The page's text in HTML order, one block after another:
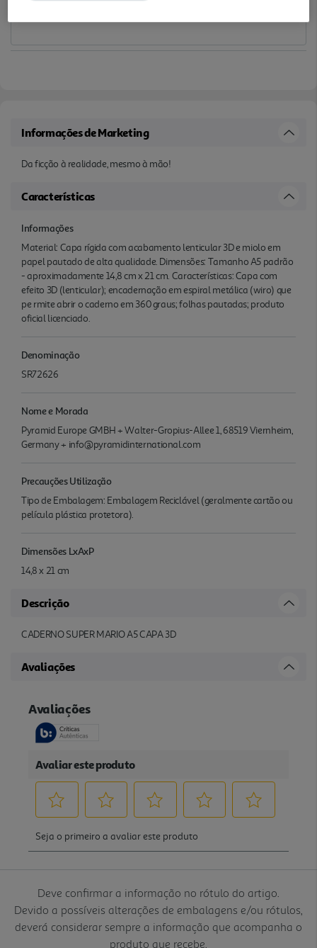
Informações de Marketing
Da ficção à realidade, mesmo à mão!
Características
Informações
Material: Capa rígida com acabamento lenticular 3D e miolo em
papel pautado de alta qualidade. Dimensões: Tamanho A5 padrão
- aproximadamente 14,8 cm x 21 cm. Características: Capa com
efeito 3D (lenticular); encadernação em espiral metálica (wiro) que
pe rmite abrir o caderno em 360 graus; folhas pautadas; produto
oficial licenciado.
Denominação
SR72626
Nome e Morada
Pyramid Europe GMBH + Walter-Gropius-Allee 1, 68519 Viernheim,
Germany + info@pyramidinternational.com
Precauções Utilização
Tipo de Embalagem: Embalagem Reciclável (geralmente cartão ou
película plástica protetora).
Dimensões LxAxP
14,8 x 21 cm
Descrição
CADERNO SUPER MARIO A5 CAPA 3D
Avaliações
Deve confirmar a informação no rótulo do artigo.
Devido a possíveis alterações de embalagens e/ou rótulos,
deverá considerar sempre a informação que acompanha o
produto que recebe.